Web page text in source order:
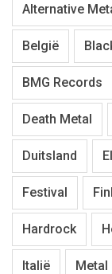
Alternative
België
BMG Records
Death Metal
Duitsland
Festival
Hardrock
Italië Metal